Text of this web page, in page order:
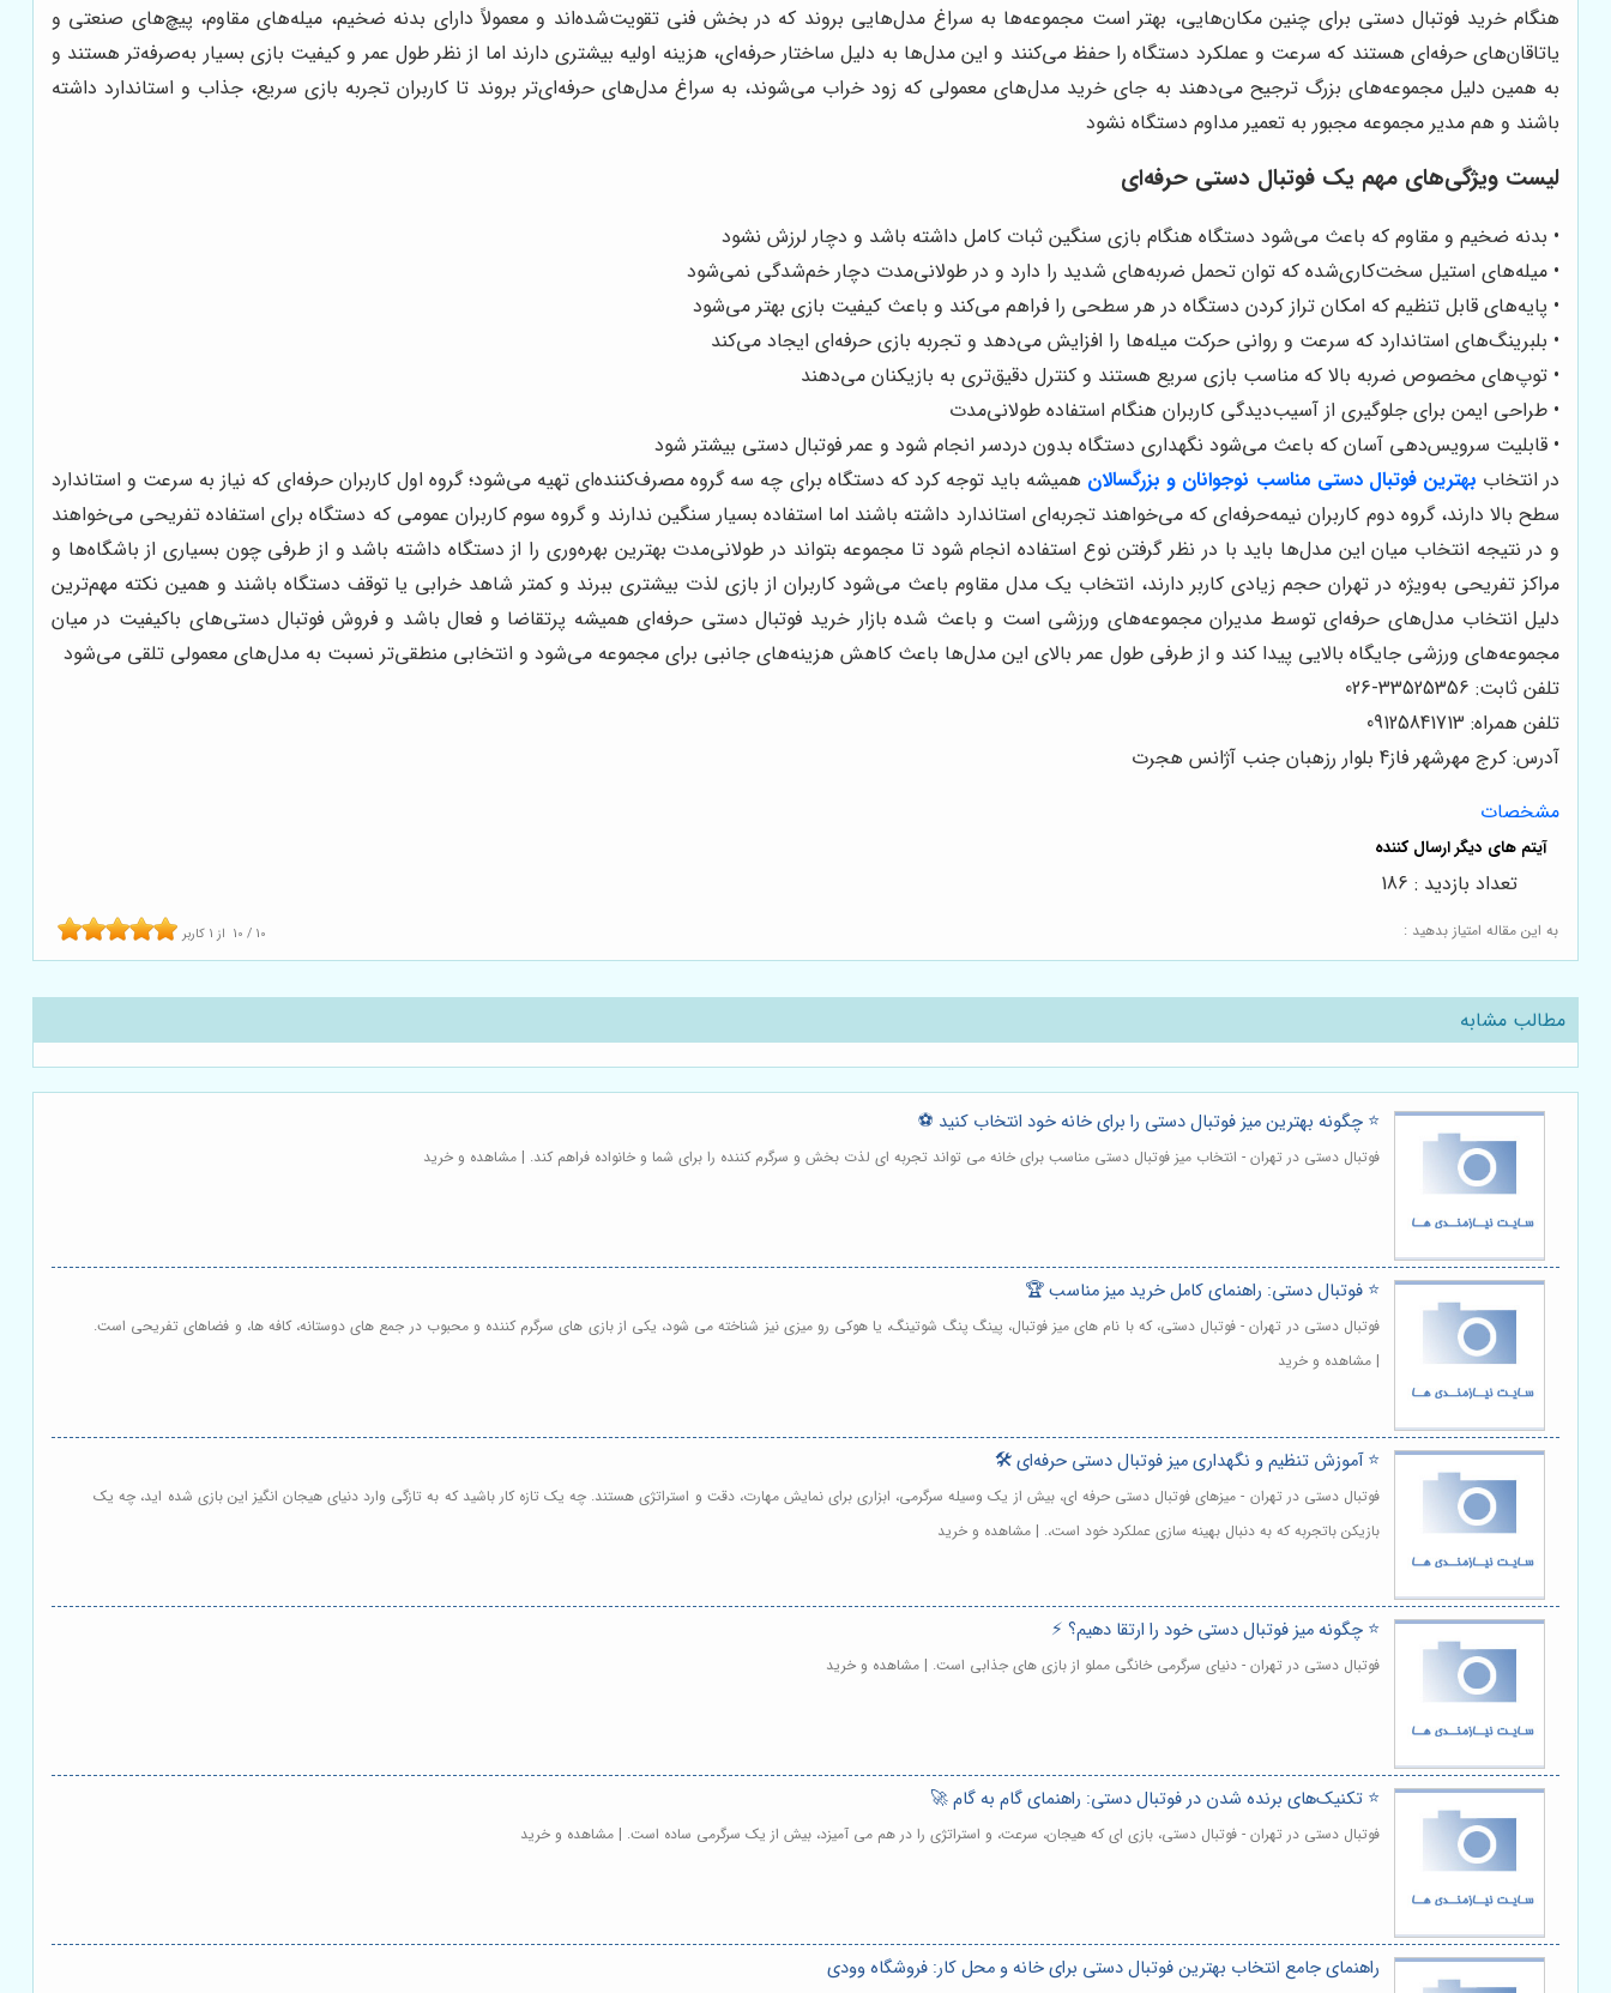
هنگام خرید فوتبال دستی برای چنین مکان‌هایی، بهتر است مجموعه‌ها به سراغ مدل‌هایی بروند که در بخش فنی تقویت‌شده‌اند و معمولاً دارای بدنه ضخیم، میله‌های مقاوم، پیچ‌های صنعتی و
یاتاقان‌های حرفه‌ای هستند که سرعت و عملکرد دستگاه را حفظ می‌کنند و این مدل‌ها به دلیل ساختار حرفه‌ای، هزینه اولیه بیشتری دارند اما از نظر طول عمر و کیفیت بازی بسیار به‌صرفه‌تر هستند و
به همین دلیل مجموعه‌های بزرگ ترجیح می‌دهند به جای خرید مدل‌های معمولی که زود خراب می‌شوند، به سراغ مدل‌های حرفه‌ای‌تر بروند تا کاربران تجربه بازی سریع، جذاب و استاندارد داشته
باشند و هم مدیر مجموعه مجبور به تعمیر مداوم دستگاه نشود
لیست ویژگی‌های مهم یک فوتبال دستی حرفه‌ای
• بدنه ضخیم و مقاوم که باعث می‌شود دستگاه هنگام بازی سنگین ثبات کامل داشته باشد و دچار لرزش نشود
• میله‌های استیل سخت‌کاری‌شده که توان تحمل ضربه‌های شدید را دارد و در طولانی‌مدت دچار خم‌شدگی نمی‌شود
• پایه‌های قابل تنظیم که امکان تراز کردن دستگاه در هر سطحی را فراهم می‌کند و باعث کیفیت بازی بهتر می‌شود
• بلبرینگ‌های استاندارد که سرعت و روانی حرکت میله‌ها را افزایش می‌دهد و تجربه بازی حرفه‌ای ایجاد می‌کند
• توپ‌های مخصوص ضربه بالا که مناسب بازی سریع هستند و کنترل دقیق‌تری به بازیکنان می‌دهند
• طراحی ایمن برای جلوگیری از آسیب‌دیدگی کاربران هنگام استفاده طولانی‌مدت
• قابلیت سرویس‌دهی آسان که باعث می‌شود نگهداری دستگاه بدون دردسر انجام شود و عمر فوتبال دستی بیشتر شود
در انتخاب بهترین فوتبال دستی مناسب نوجوانان و بزرگسالان همیشه باید توجه کرد که دستگاه برای چه سه گروه مصرف‌کننده‌ای تهیه می‌شود؛ گروه اول کاربران حرفه‌ای که نیاز به سرعت و استاندارد
سطح بالا دارند، گروه دوم کاربران نیمه‌حرفه‌ای که می‌خواهند تجربه‌ای استاندارد داشته باشند اما استفاده بسیار سنگین ندارند و گروه سوم کاربران عمومی که دستگاه برای استفاده تفریحی می‌خواهند
و در نتیجه انتخاب میان این مدل‌ها باید با در نظر گرفتن نوع استفاده انجام شود تا مجموعه بتواند در طولانی‌مدت بهترین بهره‌وری را از دستگاه داشته باشد و از طرفی چون بسیاری از باشگاه‌ها و
مراکز تفریحی به‌ویژه در تهران حجم زیادی کاربر دارند، انتخاب یک مدل مقاوم باعث می‌شود کاربران از بازی لذت بیشتری ببرند و کمتر شاهد خرابی یا توقف دستگاه باشند و همین نکته مهم‌ترین
دلیل انتخاب مدل‌های حرفه‌ای توسط مدیران مجموعه‌های ورزشی است و باعث شده بازار خرید فوتبال دستی حرفه‌ای همیشه پرتقاضا و فعال باشد و فروش فوتبال دستی‌های باکیفیت در میان
مجموعه‌های ورزشی جایگاه بالایی پیدا کند و از طرفی طول عمر بالای این مدل‌ها باعث کاهش هزینه‌های جانبی برای مجموعه می‌شود و انتخابی منطقی‌تر نسبت به مدل‌های معمولی تلقی می‌شود
تلفن ثابت: 33525356-026
تلفن همراه: 09125841713
آدرس: کرج مهرشهر فاز4 بلوار رزهبان جنب آژانس هجرت
مشخصات
به این مقاله امتیاز بدهید : 10 / 10 از 1 کاربر
تعداد بازدید : 186
مطالب مشابه
⭐️ چگونه بهترین میز فوتبال دستی را برای خانه خود انتخاب کنید ⚽️
فوتبال دستی در تهران - انتخاب میز فوتبال دستی مناسب برای خانه می تواند تجربه ای لذت بخش و سرگرم کننده را برای شما و خانواده فراهم کند. | مشاهده و خرید
⭐️ فو‌تبا‌ل دستی: راهنمای کامل خرید میز مناسب 🏆
فوتبال دستی در تهران - فوتبال دستی، که با نام های میز فوتبال، پینگ پنگ شوتینگ، یا هوکی رو میزی نیز شناخته می شود، یکی از بازی های سرگرم کننده و محبوب در جمع های دوستانه، کافه ها، و فضاهای تفریحی است.
| مشاهده و خرید
⭐️ آموزش تنظیم و نگهداری میز فو‌تبا‌ل دستی حرفه‌ای 🛠️
فوتبال دستی در تهران - میزهای فوتبال دستی حرفه ای، بیش از یک وسیله سرگرمی، ابزاری برای نمایش مهارت، دقت و استراتژی هستند. چه یک تازه کار باشید که به تازگی وارد دنیای هیجان انگیز این بازی شده اید، چه یک
بازیکن باتجربه که به دنبال بهینه سازی عملکرد خود است،. | مشاهده و خرید
⭐️ چگونه میز فو‌تبا‌ل دستی خود را ارتقا دهیم؟ ⚡️
فوتبال دستی در تهران - دنیای سرگرمی خانگی مملو از بازی های جذابی است. | مشاهده و خرید
⭐️ تکنیک‌های برنده شدن در فو‌تبا‌ل دستی: راهنمای گام به گام 🚀
فوتبال دستی در تهران - فوتبال دستی، بازی ای که هیجان، سرعت، و استراتژی را در هم می آمیزد، بیش از یک سرگرمی ساده است. | مشاهده و خرید
راهنمای جامع انتخاب بهترین فوتبال دستی برای خانه و محل کار: فروشگاه وودی